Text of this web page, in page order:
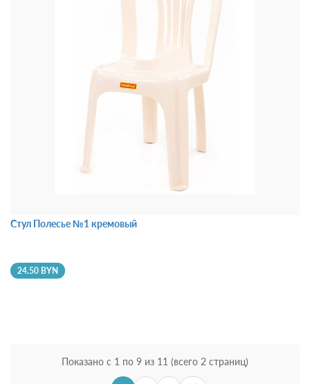
Стул Полесье №1 кремовый
24.50 BYN
Показано с 1 по 9 из 11 (всего 2 страниц)